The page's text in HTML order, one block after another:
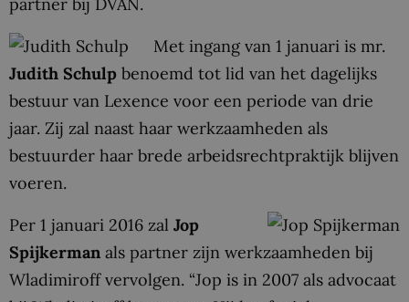
partner bij DVAN.
Met ingang van 1 januari is mr.
Judith Schulp benoemd tot lid van het dagelijks
bestuur van Lexence voor een periode van drie
jaar. Zij zal naast haar werkzaamheden als
bestuurder haar brede arbeidsrechtpraktijk blijven
voeren.
Per 1 januari 2016 zal Jop
Spijkerman als partner zijn werkzaamheden bij
Wladimiroff vervolgen. “Jop is in 2007 als advocaat